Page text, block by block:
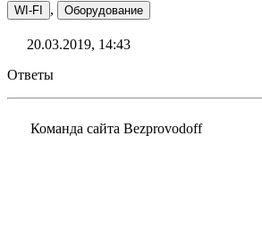
WI-FI , Оборудование
20.03.2019, 14:43
Ответы
Команда сайта Bezprovodoff